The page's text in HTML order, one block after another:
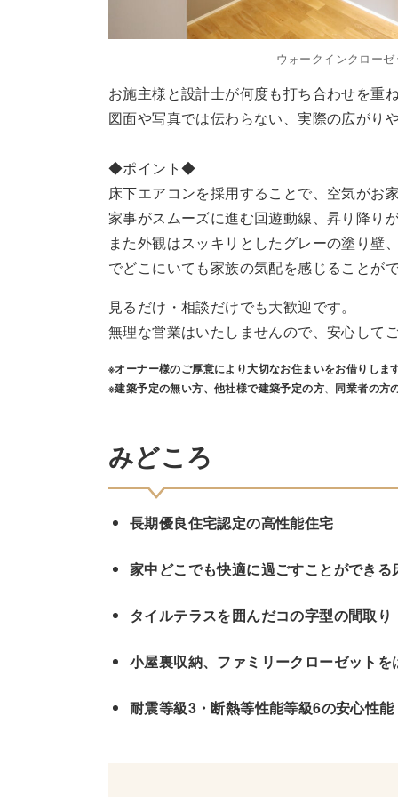
ウォークインクロー
お施主様と設計士が何度も打ち合わせを重
図面や写真では伝わらない、実際の広がり
◆ポイント◆
床下エアコンを採用することで、空気がお
家事がスムーズに進む回遊動線、昇り降り
また外観はスッキリとしたグレーの塗り壁
でどこにいても家族の気配を感じることが
見るだけ・相談だけでも大歓迎です。
無理な営業はいたしませんので、安心して
※オーナー様のご厚意により大切なお住まいをお借りしま
※建築予定の無い方、他社様で建築予定の方
同業者の方
みどころ
長期優良住宅認定の高性能住宅
家中どこでも快適に過ごすことができ
タイルテラスを囲んだコの字型の間取り
小屋裏収納、ファミリークローゼット
耐震等級3・断熱等性能等級6の安心性能